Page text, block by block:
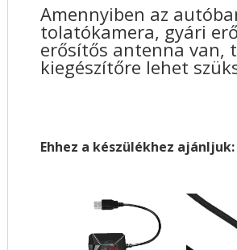
Amennyiben az
tolatókamera, gyári
erősítős antenna van,
kiegészítőre lehet
Ehhez a készülékhez ajánljuk: